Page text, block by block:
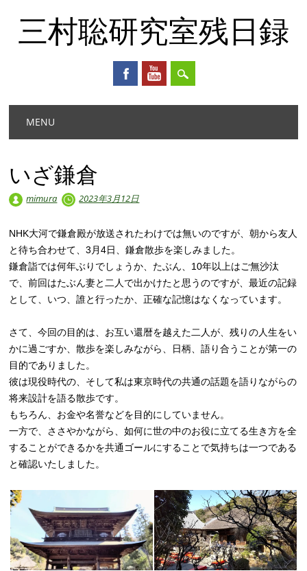
三村聡研究室残日録
Main menu
MENU
いざ鎌倉
mimura 2023年3月12日
NHK大河で鎌倉殿が放送されたわけでは無いのですが、朝から友人
と待ち合わせて、3月4日、鎌倉散歩を楽しみました。
鎌倉詣では何年ぶりでしょうか、たぶん、10年以上はご無沙汰
で、前回はたぶん妻と二人で出かけたと思うのですが、最近の記録
として、いつ、誰と行ったか、正確な記憶はなくなっています。
さて、今回の目的は、お互い還暦を越えた二人が、残りの人生をい
かに過ごすか、散歩を楽しみながら、日柄、語り合うことが第一の
目的でありました。
彼は現役時代の、そして私は東京時代の共通の話題を語りながらの
将来設計を語る散歩です。
もちろん、お金や名誉などを目的にしていません。
一方で、ささやかながら、如何に世の中のお役に立てる生き方を全
することができるかを共通ゴールにすることで気持ちは一つである
と確認いたしました。